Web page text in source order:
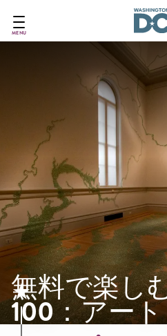
main
MENU
無料で楽し
100：アー